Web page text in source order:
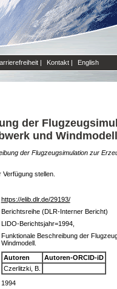
| Kontakt | English
der
und
der Flugzeugsimulation zur
stellen.
https://elib.dlr.de/29193/
Berichtsreihe (DLR-Interner Bericht)
LIDO-Berichtsjahr=1994,
Funktionale Beschreibung der
Windmodell.
Autoren
Autoren-ORCID-iD
Czerlitzki, B.
1994